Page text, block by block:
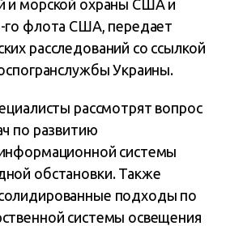
и морской охраны США и
го флота США, передает
расследований со ссылкой
Украины.
рассмотрят вопрос
по развитию
системы
обстановки. Также
подходы по
системы освещения